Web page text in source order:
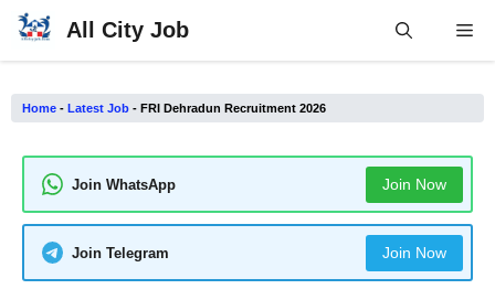
Skip
All City Job
Home - Latest Job - FRI Dehradun Recruitment 2026
Join WhatsApp Join Now
Join Telegram Join Now